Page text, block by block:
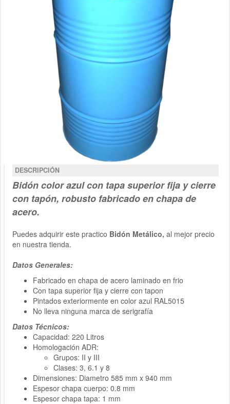
DESCRIPCIÓN
Bidón color azul con tapa superior fija y cierre
con tapón, robusto fabricado en chapa de
acero.
Puedes adquirir este practico Bidón Metálico, al mejor precio
en nuestra tienda.
Datos Generales:
Fabricado en chapa de acero laminado en frio
Con tapa superior fija y cierre con tapon
Pintados exteriormente en color azul RAL5015
No lleva ninguna marca de serigrafía
Datos Técnicos:
Capacidad: 220 Litros
Homologación ADR:
Grupos: II y III
Clases: 3, 6.1 y 8
Dimensiones: Diametro 585 mm x 940 mm
Espesor chapa cuerpo: 0.8 mm
Espesor chapa tapa: 1 mm